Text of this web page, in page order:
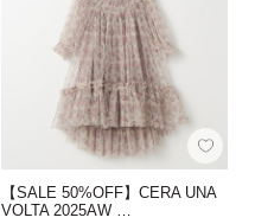
【SALE 50%OFF】CERA UNA
VOLTA 2025AW …